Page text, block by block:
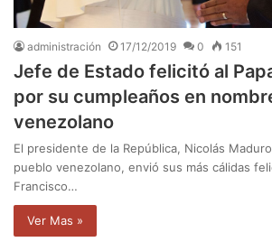
administración 17/12/2019 0 151
Jefe de Estado felicitó al
por su cumpleaños en
venezolano
El presidente de la República, Nicolás
pueblo venezolano, envió sus más cálidas
Francisco…
Ver Mas »